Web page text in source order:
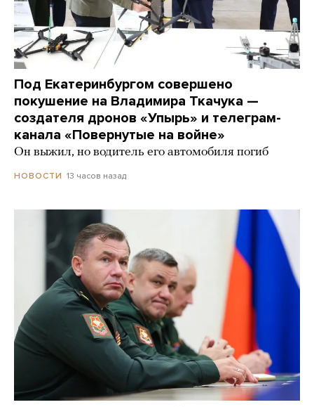
Под Екатеринбургом совершено
покушение на Владимира Ткачука —
создателя дронов «Упырь» и телеграм-
канала «Повернутые на войне»
Он выжил, но водитель его автомобиля погиб
НОВОСТИ 13 часов назад